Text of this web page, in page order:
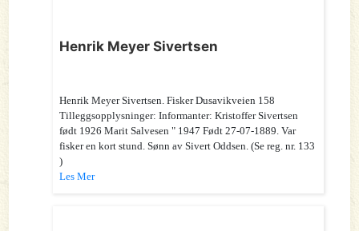
Henrik Meyer Sivertsen
Henrik Meyer Sivertsen. Fisker Dusavikveien 158
Tilleggsopplysninger: Informanter: Kristoffer Sivertsen
født 1926 Marit Salvesen " 1947 Født 27-07-1889. Var
fisker en kort stund. Sønn av Sivert Oddsen. (Se reg. nr. 133
)
Les Mer